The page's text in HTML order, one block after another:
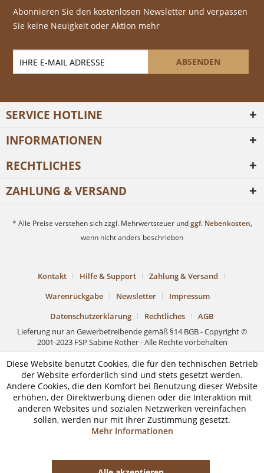
Abonnieren Sie den kostenlosen Newsletter und verpassen
Sie keine Neuigkeit oder Aktion mehr
ABSENDEN
SERVICE HOTLINE
INFORMATIONEN
RECHTLICHES
ZAHLUNG & VERSAND
* Alle Preise verstehen sich zzgl. Mehrwertsteuer undggf. Nebenkosten,
wenn nicht anders beschrieben
Kontakt Hilfe & Support
Zahlung & Versand
Warenrückgabe
Newsletter
Impressum
Datenschutzerklärung
Rechtliches
AGB
Lieferung nur an Gewerbetreibende gemäß §14 BGB - Copyright ©
2001-2023 FSP Sabine Rother - Alle Rechte vorbehalten
Diese Website benutzt Cookies, die für den technischen Betrieb
der Website erforderlich sind und stets gesetzt werden.
Andere Cookies, die den Komfort bei Benutzung dieser Website
erhöhen, der Direktwerbung dienen oder die Interaktion mit
anderen Websites und sozialen Netzwerken vereinfachen
sollen, werden nur mit Ihrer Zustimmung gesetzt.
Mehr Informationen